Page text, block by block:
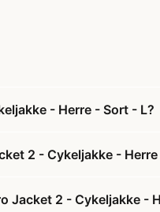
- Herre - Sort - L?
2 - Cykeljakke -
Jacket 2 - Cykeljakke -